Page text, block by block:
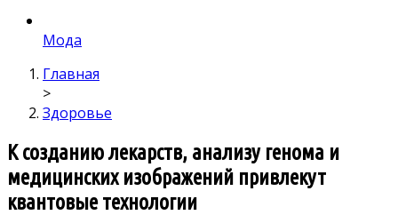
Мода
Главная
>
Здоровье
К созданию лекарств, анализу генома и
медицинских изображений привлекут
квантовые технологии